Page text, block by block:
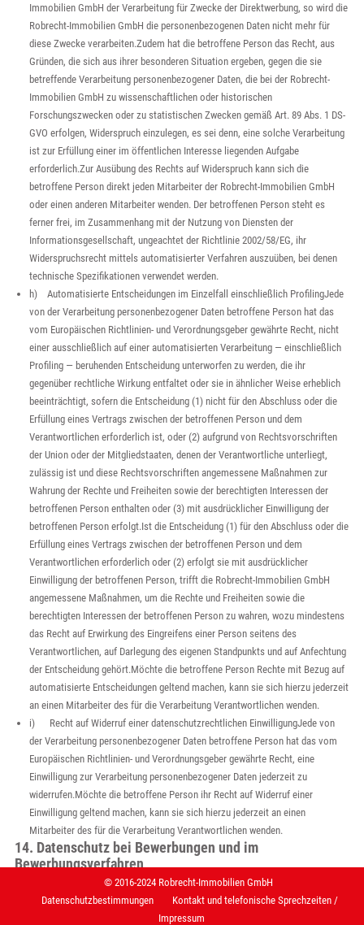
Immobilien GmbH der Verarbeitung für Zwecke der Direktwerbung, so wird die
Robrecht-Immobilien GmbH die personenbezogenen Daten nicht mehr für
diese Zwecke verarbeiten.Zudem hat die betroffene Person das Recht, aus
Gründen, die sich aus ihrer besonderen Situation ergeben, gegen die sie
betreffende Verarbeitung personenbezogener Daten, die bei der Robrecht-
Immobilien GmbH zu wissenschaftlichen oder historischen
Forschungszwecken oder zu statistischen Zwecken gemäß Art. 89 Abs. 1 DS-
GVO erfolgen, Widerspruch einzulegen, es sei denn, eine solche Verarbeitung
ist zur Erfüllung einer im öffentlichen Interesse liegenden Aufgabe
erforderlich.Zur Ausübung des Rechts auf Widerspruch kann sich die
betroffene Person direkt jeden Mitarbeiter der Robrecht-Immobilien GmbH
oder einen anderen Mitarbeiter wenden. Der betroffenen Person steht es
ferner frei, im Zusammenhang mit der Nutzung von Diensten der
Informationsgesellschaft, ungeachtet der Richtlinie 2002/58/EG, ihr
Widerspruchsrecht mittels automatisierter Verfahren auszuüben, bei denen
technische Spezifikationen verwendet werden.
h) Automatisierte Entscheidungen im Einzelfall einschließlich ProfilingJede
von der Verarbeitung personenbezogener Daten betroffene Person hat das
vom Europäischen Richtlinien- und Verordnungsgeber gewährte Recht, nicht
einer ausschließlich auf einer automatisierten Verarbeitung — einschließlich
Profiling — beruhenden Entscheidung unterworfen zu werden, die ihr
gegenüber rechtliche Wirkung entfaltet oder sie in ähnlicher Weise erheblich
beeinträchtigt, sofern die Entscheidung (1) nicht für den Abschluss oder die
Erfüllung eines Vertrags zwischen der betroffenen Person und dem
Verantwortlichen erforderlich ist, oder (2) aufgrund von Rechtsvorschriften
der Union oder der Mitgliedstaaten, denen der Verantwortliche unterliegt,
zulässig ist und diese Rechtsvorschriften angemessene Maßnahmen zur
Wahrung der Rechte und Freiheiten sowie der berechtigten Interessen der
betroffenen Person enthalten oder (3) mit ausdrücklicher Einwilligung der
betroffenen Person erfolgt.Ist die Entscheidung (1) für den Abschluss oder die
Erfüllung eines Vertrags zwischen der betroffenen Person und dem
Verantwortlichen erforderlich oder (2) erfolgt sie mit ausdrücklicher
Einwilligung der betroffenen Person, trifft die Robrecht-Immobilien GmbH
angemessene Maßnahmen, um die Rechte und Freiheiten sowie die
berechtigten Interessen der betroffenen Person zu wahren, wozu mindestens
das Recht auf Erwirkung des Eingreifens einer Person seitens des
Verantwortlichen, auf Darlegung des eigenen Standpunkts und auf Anfechtung
der Entscheidung gehört.Möchte die betroffene Person Rechte mit Bezug auf
automatisierte Entscheidungen geltend machen, kann sie sich hierzu jederzeit
an einen Mitarbeiter des für die Verarbeitung Verantwortlichen wenden.
i) Recht auf Widerruf einer datenschutzrechtlichen EinwilligungJede von
der Verarbeitung personenbezogener Daten betroffene Person hat das vom
Europäischen Richtlinien- und Verordnungsgeber gewährte Recht, eine
Einwilligung zur Verarbeitung personenbezogener Daten jederzeit zu
widerrufen.Möchte die betroffene Person ihr Recht auf Widerruf einer
Einwilligung geltend machen, kann sie sich hierzu jederzeit an einen
Mitarbeiter des für die Verarbeitung Verantwortlichen wenden.
14. Datenschutz bei Bewerbungen und im
Bewerbungsverfahren
Der für die Verarbeitung Verantwortliche erhebt und verarbeitet die
personenbezogenen Daten von Bewerbern zum Zwecke der Abwicklung des
Bewerbungsverfahrens. Die Verarbeitung kann auch auf elektronischem Wege
© 2016-2024 Robrecht-Immobilien GmbH
Datenschutzbestimmungen
Kontakt und telefonische Sprechzeiten /
Impressum